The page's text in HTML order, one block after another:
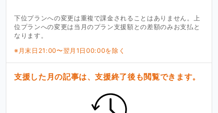
下位プランへの変更は重複で課金されることはありません。上
位プランへの変更は当月のプラン支援額との差額のみお支払と
なります。
※月末日21:00〜翌月1日00:00を除く
支援した月の記事は、支援終了後も閲覧できます。